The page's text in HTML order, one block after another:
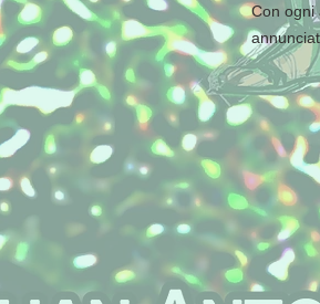
Con ogni